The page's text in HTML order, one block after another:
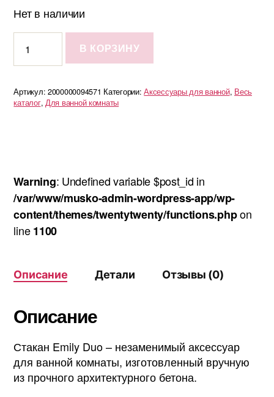
Нет в наличии
Стакан
Emily
В КОРЗИНУ
Артикул: 2000000094571 Категории:Аксессуары для ванной, Весь
каталог, Для ванной комнаты
Warning: Undefined variable $post_id in
/var/www/musko-admin-wordpress-app/wp-
content/themes/twentytwenty/functions.phpon
line1100
Описание Детали Отзывы (0)
Описание
Стакан Emily Duo – незаменимый аксессуар
для ванной комнаты, изготовленный вручную
из прочного архитектурного бетона.